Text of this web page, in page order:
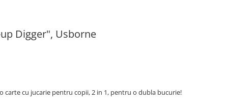
Digger", Usborne
carte cu jucarie pentru copii, 2 in 1, pentru o dubla bucurie!